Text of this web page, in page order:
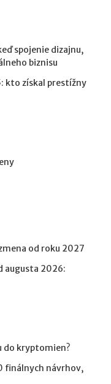
spojenie dizajnu,
biznisu
kto získal prestížny
od roku 2027
augusta 2026:
do kryptomien?
finálnych návrhov,